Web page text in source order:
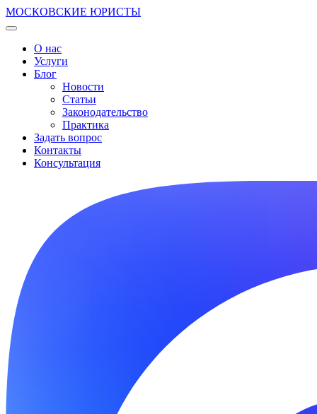
МОСКОВСКИЕ ЮРИСТЫ
О нас
Услуги
Блог
Новости
Статьи
Законодательство
Практика
Задать вопрос
Контакты
Консультация